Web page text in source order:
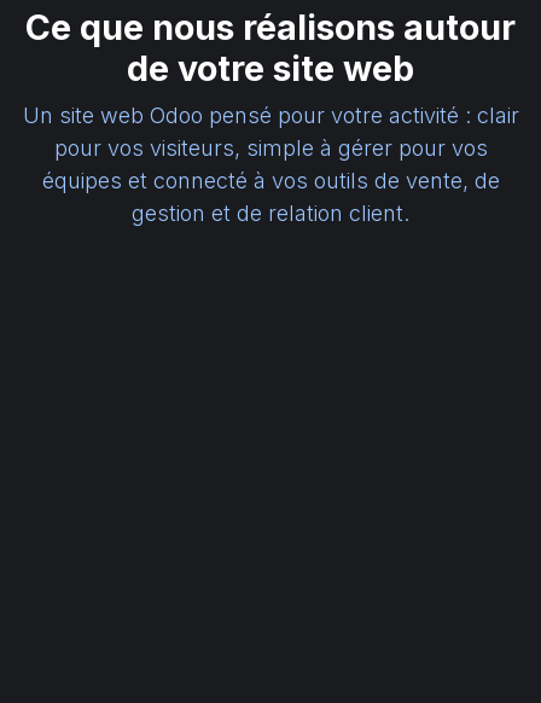
Ce que nous réalisons autour
de votre site web
Un site web Odoo pensé pour votre activité : clair
pour vos visiteurs, simple à gérer pour vos
équipes et connecté à vos outils de vente, de
gestion et de relation client.